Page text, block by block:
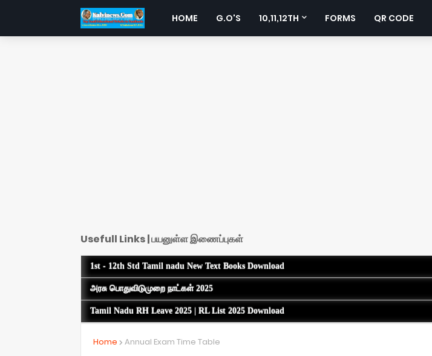
HOME G.O'S 10,11,12TH FORMS QR CODE
Usefull Links | பயனுள்ள இணைப்புகள்
1st - 12th Std Tamil nadu New Text Books Download
அரசு பொதுவிடுமுறை நாட்கள் 2025
Tamil Nadu RH Leave 2025 | RL List 2025 Download
Home Annual Exam Time Table